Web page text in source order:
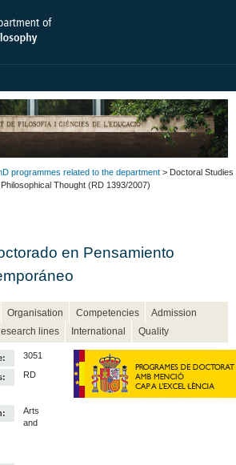
programmes related to the department > Doctoral Studies
Thought (RD 1393/2007)
en Pensamiento
Organisation Competencies
Admission
lines International Quality
3051
RD
Arts
and